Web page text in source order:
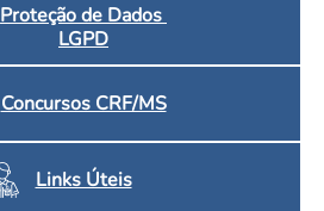
Proteção de Dados
LGPD
Concursos CRF/MS
Links Úteis